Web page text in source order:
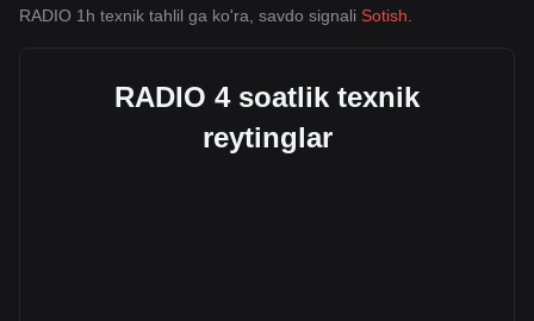
RADIO 1h texnik tahlil ga ko'ra, savdo signali Sotish
RADIO 4 soatlik texnik
reytinglar